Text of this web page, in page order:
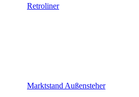
Retroliner
Marktstand Außensteher